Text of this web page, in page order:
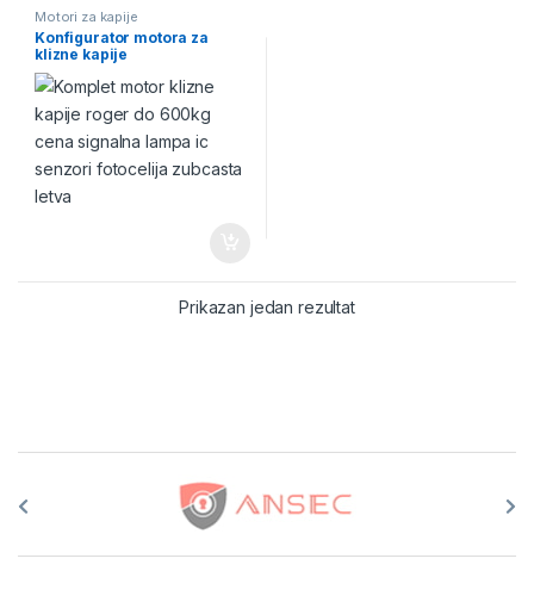
Motori za kapije
Konfigurator motora za
klizne kapije
Prikazan jedan rezultat
Brands Carousel